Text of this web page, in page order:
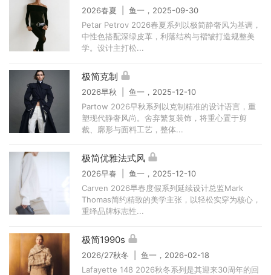
2026春夏 | 鱼一，2025-09-30
Petar Petrov 2026春夏系列以极简静奢风为基调，
中性色搭配深绿皮革，利落结构与褶皱打造规整美
学。设计主打松...
极简克制
2026早秋 | 鱼一，2025-12-10
Partow 2026早秋系列以克制精准的设计语言，重
塑现代静奢风尚。舍弃繁复装饰，将重心置于剪
裁、廓形与面料工艺，整体...
极简优雅法式风
2026早春 | 鱼一，2025-12-10
Carven 2026早春度假系列延续设计总监Mark
Thomas简约精致的美学主张，以轻松实穿为核心，
重绎品牌标志性...
极简1990s
2026/27秋冬 | 鱼一，2026-02-18
Lafayette 148 2026秋冬系列是其迎来30周年的回